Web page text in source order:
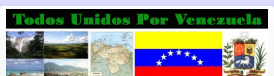
Luchando por la Democracia
Fuera el chavismo, la peor peste que le ha caido a esta tierra